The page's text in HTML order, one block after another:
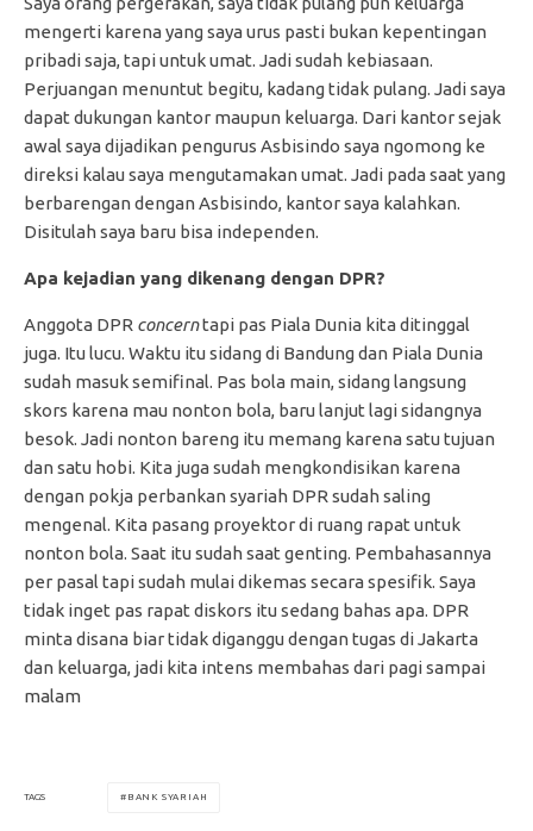
mengerti karena yang saya urus pasti bukan kepentingan
pribadi saja, tapi untuk umat. Jadi sudah kebiasaan.
Perjuangan menuntut begitu, kadang tidak pulang. Jadi saya
dapat dukungan kantor maupun keluarga. Dari kantor sejak
awal saya dijadikan pengurus Asbisindo saya ngomong ke
direksi kalau saya mengutamakan umat. Jadi pada saat yang
berbarengan dengan Asbisindo, kantor saya kalahkan.
Disitulah saya baru bisa independen.
Apa kejadian yang dikenang dengan DPR?
Anggota DPR concerntapi pas Piala Dunia kita ditinggal
juga. Itu lucu. Waktu itu sidang di Bandung dan Piala Dunia
sudah masuk semifinal. Pas bola main, sidang langsung
skors karena mau nonton bola, baru lanjut lagi sidangnya
besok. Jadi nonton bareng itu memang karena satu tujuan
dan satu hobi. Kita juga sudah mengkondisikan karena
dengan pokja perbankan syariah DPR sudah saling
mengenal. Kita pasang proyektor di ruang rapat untuk
nonton bola. Saat itu sudah saat genting. Pembahasannya
per pasal tapi sudah mulai dikemas secara spesifik. Saya
tidak inget pas rapat diskors itu sedang bahas apa. DPR
minta disana biar tidak diganggu dengan tugas di Jakarta
dan keluarga, jadi kita intens membahas dari pagi sampai
malam
TAGS BANK SYARIAH